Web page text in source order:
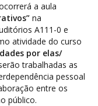
a aula
na
A111-0 e
atividade do curso
por elas/
trabalhadas as
pessoal
entre os
público.